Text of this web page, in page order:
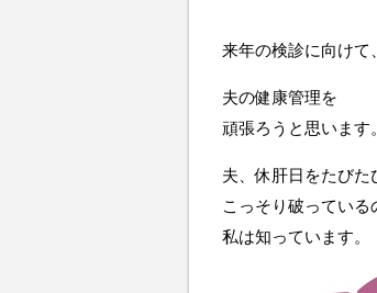
来年の検診に向けて、
夫の健康管理を
頑張ろうと思います。
夫、休肝日をたびた
こっそり破っている
私は知っています。